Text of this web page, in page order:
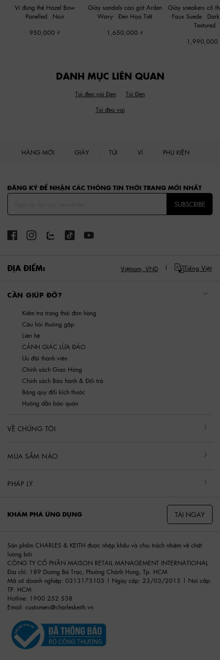
Ví đựng thẻ Hazel Bow
Panelled
Noir
950,000
Giày sandals cao gót Arden
Wavy
-Đen Họa Tiết
1,650,000
Giày sneakers cổ
Faux Suede
Textured
1,990,000
DANH MỤC LIÊN QUAN
Túi đeo vai Đen
Túi Đen
Túi đeo vai
HÀNG MỚI GIÀY TÚI VÍ PHỤ KIỆN
ĐĂNG KÝ ĐỂ NHẬN CÁC THÔNG TIN THỜI TRANG MỚI NHẤT
SUBSCRIBE
ĐỊA ĐIỂM: Việtnam, VND Tiếng Việt
CẦN GIÚP ĐỠ?
Kiểm tra trạng thái đơn hàng
Câu hỏi thường gặp
Liên hệ
CẢNH GIÁC LỪA ĐẢO
Ưu đãi thành viên
Chính sách Giao Hàng
Chính sách Bảo hành & Đổi trả
Bảng quy đổi kích thước
Hướng dẫn bảo quản
VỀ CHÚNG TÔI
MUA SẮM NÀO
PHÁP LÝ
KHÁM PHÁ ỨNG DỤNG TẢI NGAY
Sản phẩm CHARLES & KEITH được nhập khẩu và chịu trách nhiệm về chất
lượng bởi
CÔNG TY CỔ PHẦN MAISON RETAIL MANAGEMENT INTERNATIONAL
Địa chỉ: 189 Dương Bá Trạc, Phường Chánh Hưng, Tp. HCM
Mã số doanh nghiệp: 0313175103 | Ngày cấp: 23/03/2015 | Nơi cấp:
TP. HCM
Hotline: 1900 252 538
Email: customers@charleskeith.vn